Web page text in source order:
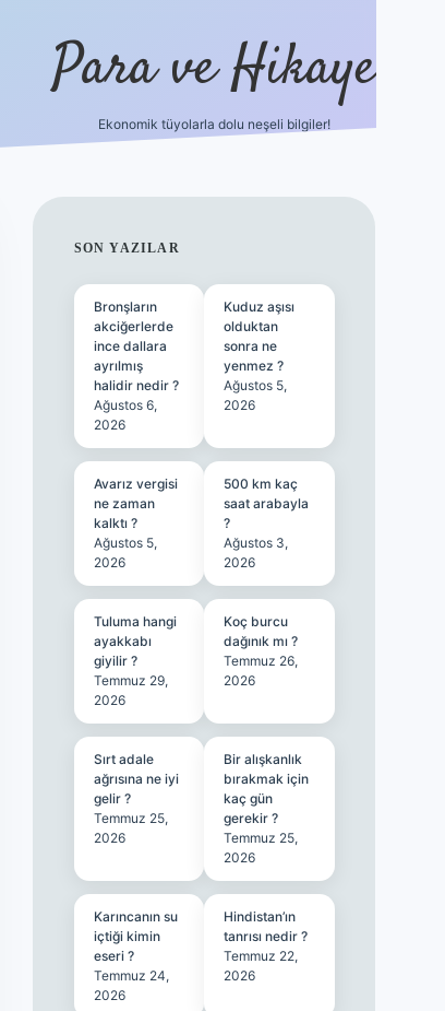
Para ve Hikaye
Ekonomik tüyolarla dolu neşeli bilgiler!
SIDEBAR
SON YAZILAR
Bronşların
akciğerlerde
ince dallara
ayrılmış
halidir nedir ?
Ağustos 6,
2026
Kuduz aşısı
olduktan
sonra ne
yenmez ?
Ağustos 5,
2026
Avarız vergisi
ne zaman
kalktı ?
Ağustos 5,
2026
500 km kaç
saat arabayla
?
Ağustos 3,
2026
Tuluma hangi
ayakkabı
giyilir ?
Temmuz 29,
2026
Koç burcu
dağınık mı ?
Temmuz 26,
2026
Sırt adale
ağrısına ne iyi
gelir ?
Temmuz 25,
2026
Bir alışkanlık
bırakmak için
kaç gün
gerekir ?
Temmuz 25,
2026
Karıncanın su
içtiği kimin
eseri ?
Temmuz 24,
2026
Hindistan’ın
tanrısı nedir ?
Temmuz 22,
2026
hiltonbet giriş